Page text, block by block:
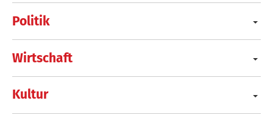
Politik
Wirtschaft
Kultur